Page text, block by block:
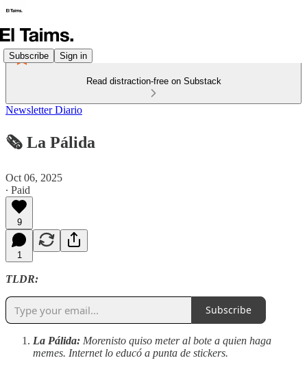
Subscribe Sign in
Read distraction-free on Substack
Newsletter Diario
🗞️ La Pálida
Oct 06, 2025
∙ Paid
9
1
TLDR:
Subscribe
La Pálida: Morenisto quiso meter al bote a quien haga
memes. Internet lo educó a punta de stickers.